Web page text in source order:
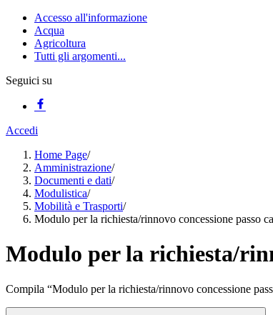
Accesso all'informazione
Acqua
Agricoltura
Tutti gli argomenti...
Seguici su
Accedi
Home Page/
Amministrazione/
Documenti e dati/
Modulistica/
Mobilità e Trasporti/
Modulo per la richiesta/rinnovo concessione passo
Modulo per la richiesta/
Compila “Modulo per la richiesta/rinnovo concessione